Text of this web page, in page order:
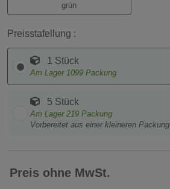
grün
Preisstafellung :
1 Stück
Am Lager 1099 Packung
5 Stück
Am Lager 219 Packung
Vorbereitet aus einer kleineren Packung
Preis ohne MwSt.